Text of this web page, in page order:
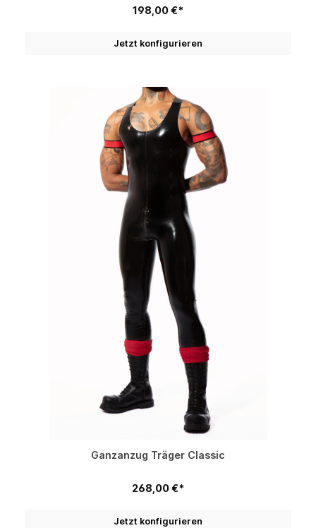
198,00 €*
Jetzt konfigurieren
Ganzanzug Träger Classic
268,00 €*
Jetzt konfigurieren